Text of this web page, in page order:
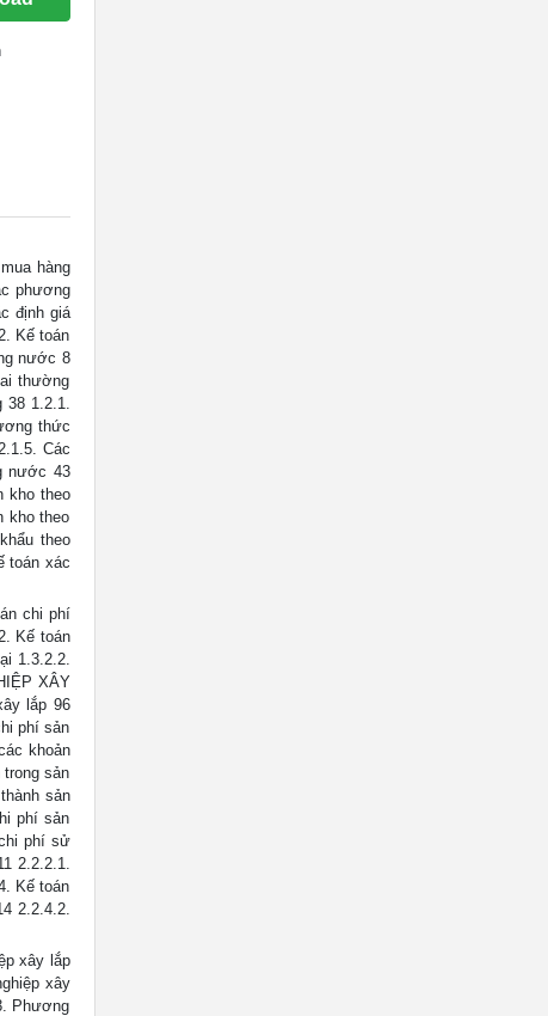
hàng
phương
định giá
Kế toán
nước 8
thường
38 1.2.1.
thức
Các
nước 43
kho theo
kho theo
theo
toán xác
chi phí
Kế toán
1.3.2.2.
XÂY
lắp 96
phí sản
khoản
sản
sản
phí sản
phí sử
2.2.2.1.
Kế toán
2.2.4.2.
xây lắp
xây
Phương